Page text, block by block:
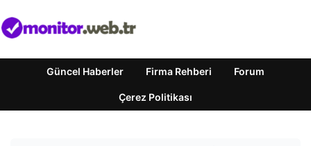
Güncel Haberler Firma Rehberi Forum
Çerez Politikası